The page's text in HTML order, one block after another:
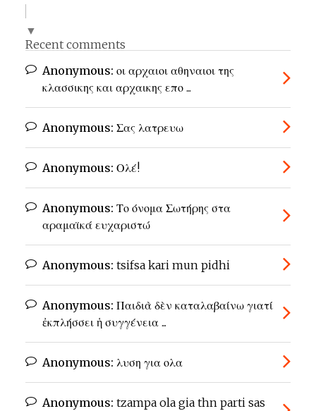
▼
Recent comments
Anonymous: οι αρχαιοι αθηναιοι της
κλασσικης και αρχαικης επο ...
Anonymous: Σας λατρευω
Anonymous: Ολέ!
Anonymous: Το όνομα Σωτήρης στα
αραμαϊκά ευχαριστώ
Anonymous: tsifsa kari mun pidhi
Anonymous: Παιδιὰ δὲν καταλαβαίνω γιατί
ἐκπλήσσει ἡ συγγένεια ...
Anonymous: λυση για ολα
Anonymous: tzampa ola gia thn parti sas